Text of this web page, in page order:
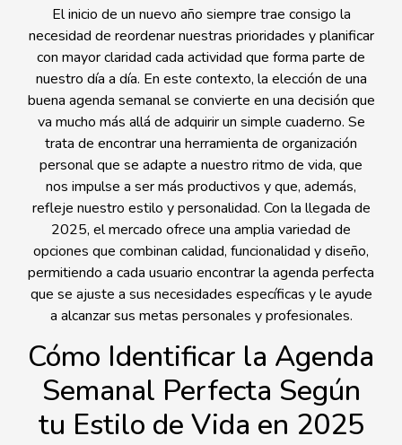
El inicio de un nuevo año siempre trae consigo la
necesidad de reordenar nuestras prioridades y planificar
con mayor claridad cada actividad que forma parte de
nuestro día a día. En este contexto, la elección de una
buena agenda semanal se convierte en una decisión que
va mucho más allá de adquirir un simple cuaderno. Se
trata de encontrar una herramienta de organización
personal que se adapte a nuestro ritmo de vida, que
nos impulse a ser más productivos y que, además,
refleje nuestro estilo y personalidad. Con la llegada de
2025, el mercado ofrece una amplia variedad de
opciones que combinan calidad, funcionalidad y diseño,
permitiendo a cada usuario encontrar la agenda perfecta
que se ajuste a sus necesidades específicas y le ayude
a alcanzar sus metas personales y profesionales.
Cómo Identificar la Agenda
Semanal Perfecta Según
tu Estilo de Vida en 2025